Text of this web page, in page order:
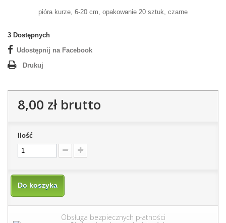
pióra kurze, 6-20 cm, opakowanie 20 sztuk, czarne
3 Dostępnych
Udostępnij na Facebook
Drukuj
8,00 złbrutto
Ilość
Do koszyka
Obsługa bezpiecznych płatności